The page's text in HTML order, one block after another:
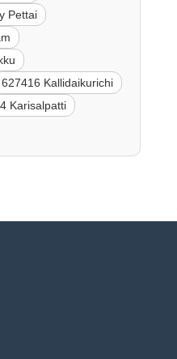
Pettai
627416 Kallidaikurichi
Karisalpatti